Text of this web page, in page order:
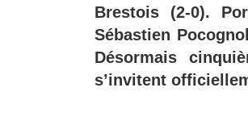
Brestois (2-0).
Sébastien
Désormais
s’invitent